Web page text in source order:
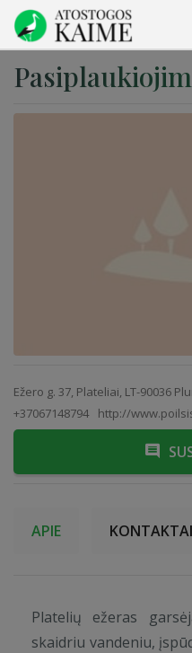
Ežero g. 37, Plateliai, LT-90036
+37067148794
http://
APIE KONTAKTAI
Platelių ežeras
skaidriu vandeniu,